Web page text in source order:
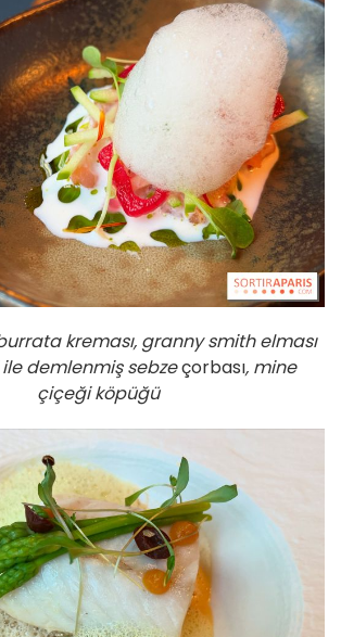
kreması, granny smith elması
demlenmiş sebzeçorbası, mine
çiçeği köpüğü